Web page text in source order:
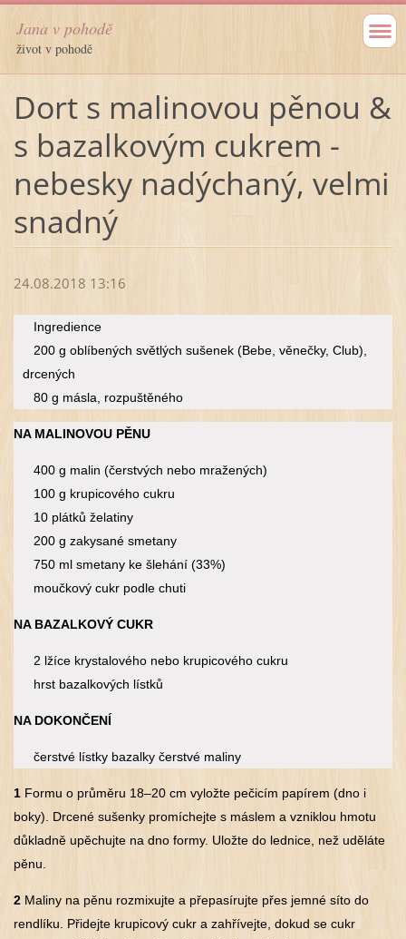
Jana v pohodě
život v pohodě
Dort s malinovou pěnou &
s bazalkovým cukrem -
nebesky nadýchaný, velmi
snadný
24.08.2018 13:16
Ingredience
200 g oblíbených světlých sušenek (Bebe, věnečky, Club),
drcených
80 g másla, rozpuštěného
NA MALINOVOU PĚNU
400 g malin (čerstvých nebo mražených)
100 g krupicového cukru
10 plátků želatiny
200 g zakysané smetany
750 ml smetany ke šlehání (33%)
moučkový cukr podle chuti
NA BAZALKOVÝ CUKR
2 lžíce krystalového nebo krupicového cukru
hrst bazalkových lístků
NA DOKONČENÍ
čerstvé lístky bazalky čerstvé maliny
1Formu o průměru 18–20 cm vyložte pečicím papírem (dno i
boky). Drcené sušenky promíchejte s máslem a vzniklou hmotu
důkladně upěchujte na dno formy. Uložte do lednice, než uděláte
pěnu.
2Maliny na pěnu rozmixujte a přepasírujte přes jemné síto do
rendlíku. Přidejte krupicový cukr a zahřívejte, dokud se cukr